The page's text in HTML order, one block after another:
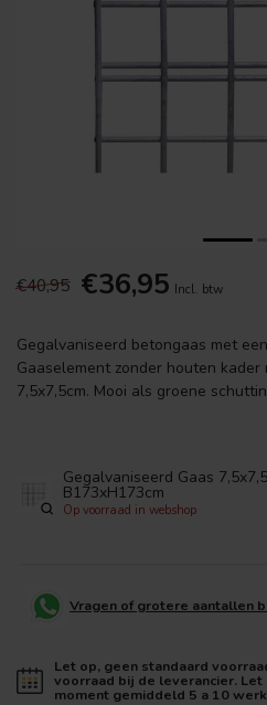
€40,95 €36,95 Incl. btw
Gegalvaniseerd betongaas met
Gaaselement zonder houten
7,5x7,5cm. Mooi als groene
Gegalvaniseerd Gaas
B173xH173cm
Op voorraad in webshop
Vragen of grotere aantallen
Let op, geen standaard
voorraad bij de leverancier.
moment gemiddeld 5 a 10